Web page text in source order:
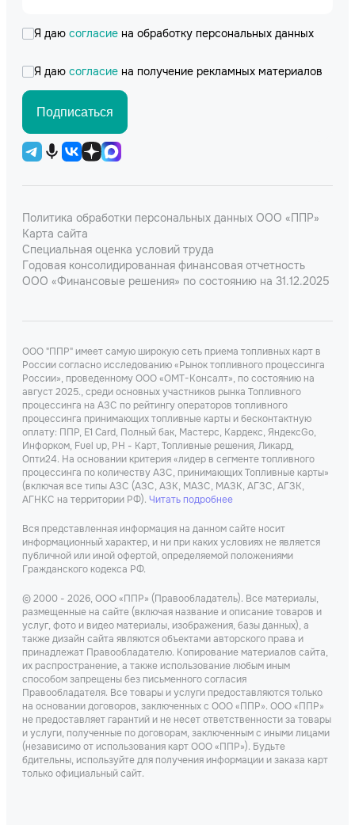
Я даю согласие на обработку персональных данных
Я даю согласие на получение рекламных материалов
Подписаться
Политика обработки персональных данных ООО «ППР»
Карта сайта
Специальная оценка условий труда
Годовая консолидированная финансовая отчетность
ООО «Финансовые решения» по состоянию на 31.12.2025
ООО "ППР" имеет самую широкую сеть приема топливных карт в
России согласно исследованию «Рынок топливного процессинга
России», проведенному ООО «ОМТ-Консалт», по состоянию на
август 2025., среди основных участников рынка Топливного
процессинга на АЗС по рейтингу операторов топливного
процессинга принимающих топливные карты и бесконтактную
оплату: ППР, Е1 Card, Полный бак, Мастерс, Кардекс, ЯндексGo,
Инфорком, Fuel up, РН - Карт, Топливные решения, Ликард,
Опти24. На основании критерия «лидер в сегменте топливного
процессинга по количеству АЗС, принимающих Топливные карты»
(включая все типы АЗС (АЗС, АЗК, МАЗС, МАЗК, АГЗС, АГЗК,
АГНКС на территории РФ). Читать подробнее
Вся представленная информация на данном сайте носит
информационный характер, и ни при каких условиях не является
публичной или иной офертой, определяемой положениями
Гражданского кодекса РФ.
© 2000 - 2026, ООО «ППР» (Правообладатель). Все материалы,
размещенные на сайте (включая название и описание товаров и
услуг, фото и видео материалы, изображения, базы данных), а
также дизайн сайта являются объектами авторского права и
принадлежат Правообладателю. Копирование материалов сайта,
их распространение, а также использование любым иным
способом запрещены без письменного согласия
Правообладателя. Все товары и услуги предоставляются только
на основании договоров, заключенных с ООО «ППР». ООО «ППР»
не предоставляет гарантий и не несет ответственности за товары
и услуги, полученные по договорам, заключенным с иными лицами
(независимо от использования карт ООО «ППР»). Будьте
бдительны, используйте для получения информации и заказа карт
только официальный сайт.